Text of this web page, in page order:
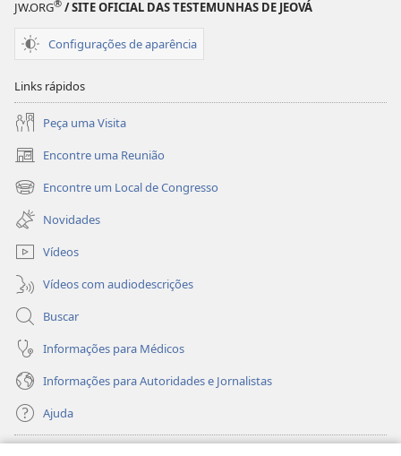
de
de
JW.ORG® / SITE OFICIAL DAS TESTEMUNHAS DE JEOVÁ
Configurações de aparência
Links rápidos
Peça uma Visita
Encontre uma Reunião
(abre
nova
janela)
Encontre um Local de Congresso
(abre
nova
janela)
Novidades
Vídeos
Vídeos com audiodescrições
Buscar
Informações para Médicos
Informações para Autoridades e Jornalistas
Ajuda